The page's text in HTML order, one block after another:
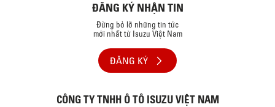
ĐĂNG KÝ NHẬN TIN
Đừng bỏ lỡ những tin tức
mới nhất từ Isuzu Việt Nam
ĐĂNG KÝ
CÔNG TY TNHH Ô TÔ ISUZU VIỆT NAM